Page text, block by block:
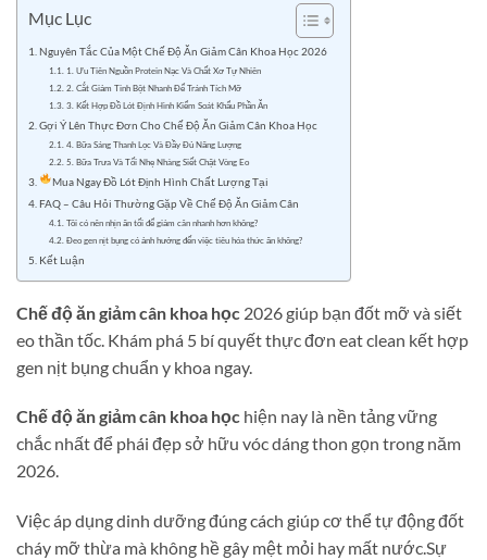
Mục Lục
Nguyên Tắc Của Một Chế Độ Ăn Giảm Cân Khoa Học 2026
1. Ưu Tiên Nguồn Protein Nạc Và Chất Xơ Tự Nhiên
2. Cắt Giảm Tinh Bột Nhanh Để Tránh Tích Mỡ
3. Kết Hợp Đồ Lót Định Hình Kiểm Soát Khẩu Phần Ăn
Gợi Ý Lên Thực Đơn Cho Chế Độ Ăn Giảm Cân Khoa Học
4. Bữa Sáng Thanh Lọc Và Đầy Đủ Năng Lượng
5. Bữa Trưa Và Tối Nhẹ Nhàng Siết Chặt Vòng Eo
Mua Ngay Đồ Lót Định Hình Chất Lượng Tại
FAQ – Câu Hỏi Thường Gặp Về Chế Độ Ăn Giảm Cân
Tôi có nên nhịn ăn tối để giảm cân nhanh hơn không?
Đeo gen nịt bụng có ảnh hưởng đến việc tiêu hóa thức ăn không?
Kết Luận
Chế độ ăn giảm cân khoa học 2026 giúp bạn đốt mỡ và siết
eo thần tốc. Khám phá 5 bí quyết thực đơn eat clean kết hợp
gen nịt bụng chuẩn y khoa ngay.
Chế độ ăn giảm cân khoa học hiện nay là nền tảng vững
chắc nhất để phái đẹp sở hữu vóc dáng thon gọn trong năm
2026.
Việc áp dụng dinh dưỡng đúng cách giúp cơ thể tự động đốt
cháy mỡ thừa mà không hề gây mệt mỏi hay mất nước.Sự